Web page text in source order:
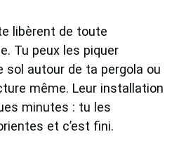
libèrent de toute
Tu peux les piquer
sol autour de ta pergola ou
même. Leur installation
minutes : tu les
et c’est fini.